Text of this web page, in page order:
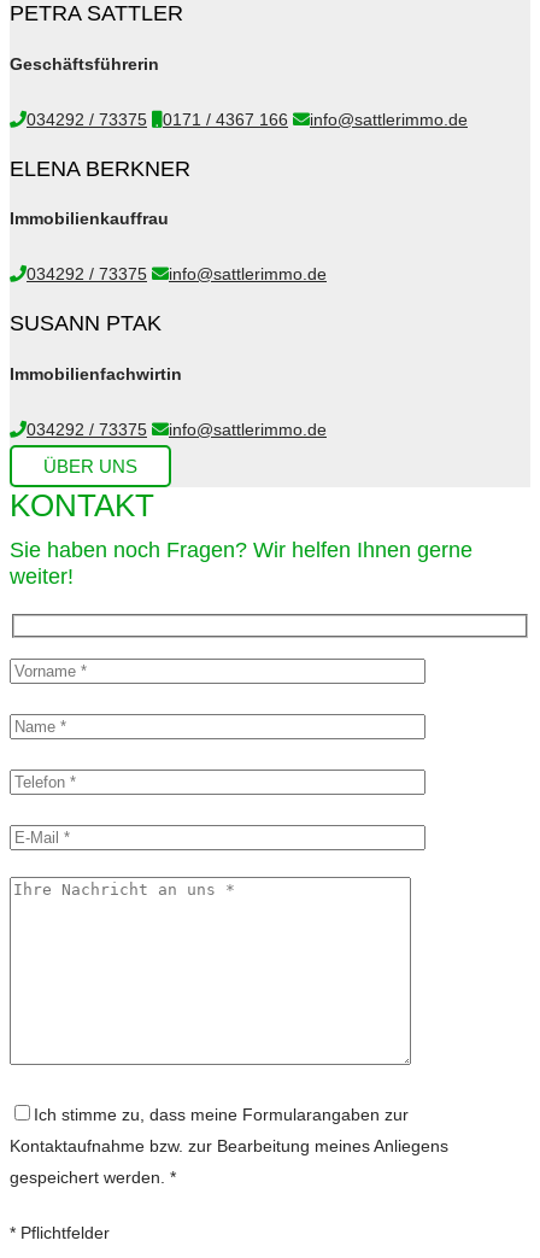
PETRA SATTLER
Geschäftsführerin
034292 / 73375 0171 / 4367 166 info@sattlerimmo.de
ELENA BERKNER
Immobilienkauffrau
034292 / 73375 info@sattlerimmo.de
SUSANN PTAK
Immobilienfachwirtin
034292 / 73375 info@sattlerimmo.de
ÜBER UNS
KONTAKT
Sie haben noch Fragen? Wir helfen Ihnen gerne
weiter!​
Ich stimme zu, dass meine Formularangaben zur
Kontaktaufnahme bzw. zur Bearbeitung meines Anliegens
gespeichert werden. *
* Pflichtfelder